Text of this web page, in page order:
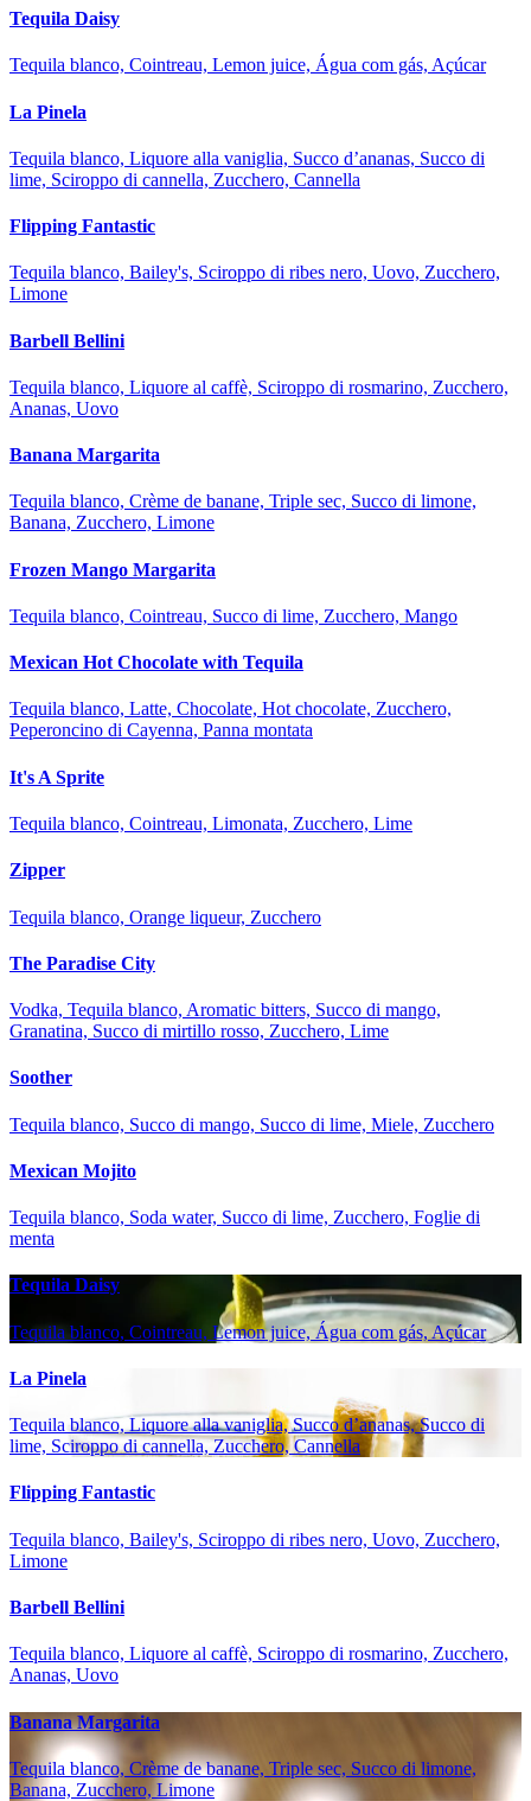
Tequila Daisy
Tequila blanco, Cointreau, Lemon juice, Água com gás, Açúcar
La Pinela
Tequila blanco, Liquore alla vaniglia, Succo d’ananas, Succo di
lime, Sciroppo di cannella, Zucchero, Cannella
Flipping Fantastic
Tequila blanco, Bailey's, Sciroppo di ribes nero, Uovo, Zucchero,
Limone
Barbell Bellini
Tequila blanco, Liquore al caffè, Sciroppo di rosmarino, Zucchero,
Ananas, Uovo
Banana Margarita
Tequila blanco, Crème de banane, Triple sec, Succo di limone,
Banana, Zucchero, Limone
Frozen Mango Margarita
Tequila blanco, Cointreau, Succo di lime, Zucchero, Mango
Mexican Hot Chocolate with Tequila
Tequila blanco, Latte, Chocolate, Hot chocolate, Zucchero,
Peperoncino di Cayenna, Panna montata
It's A Sprite
Tequila blanco, Cointreau, Limonata, Zucchero, Lime
Zipper
Tequila blanco, Orange liqueur, Zucchero
The Paradise City
Vodka, Tequila blanco, Aromatic bitters, Succo di mango,
Granatina, Succo di mirtillo rosso, Zucchero, Lime
Soother
Tequila blanco, Succo di mango, Succo di lime, Miele, Zucchero
Mexican Mojito
Tequila blanco, Soda water, Succo di lime, Zucchero, Foglie di
menta
Tequila Daisy
Tequila blanco, Cointreau, Lemon juice, Água com gás, Açúcar
La Pinela
Tequila blanco, Liquore alla vaniglia, Succo d’ananas, Succo di
lime, Sciroppo di cannella, Zucchero, Cannella
Flipping Fantastic
Tequila blanco, Bailey's, Sciroppo di ribes nero, Uovo, Zucchero,
Limone
Barbell Bellini
Tequila blanco, Liquore al caffè, Sciroppo di rosmarino, Zucchero,
Ananas, Uovo
Banana Margarita
Tequila blanco, Crème de banane, Triple sec, Succo di limone,
Banana, Zucchero, Limone